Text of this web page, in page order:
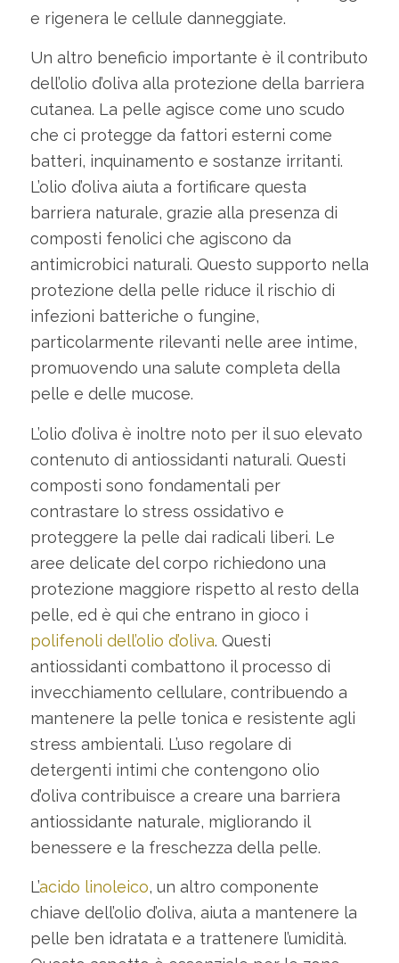
e rigenera le cellule danneggiate.
Un altro beneficio importante è il contributo
dell’olio d’oliva alla protezione della barriera
cutanea. La pelle agisce come uno scudo
che ci protegge da fattori esterni come
batteri, inquinamento e sostanze irritanti.
L’olio d’oliva aiuta a fortificare questa
barriera naturale, grazie alla presenza di
composti fenolici che agiscono da
antimicrobici naturali. Questo supporto nella
protezione della pelle riduce il rischio di
infezioni batteriche o fungine,
particolarmente rilevanti nelle aree intime,
promuovendo una salute completa della
pelle e delle mucose.
L’olio d’oliva è inoltre noto per il suo elevato
contenuto di antiossidanti naturali. Questi
composti sono fondamentali per
contrastare lo stress ossidativo e
proteggere la pelle dai radicali liberi. Le
aree delicate del corpo richiedono una
protezione maggiore rispetto al resto della
pelle, ed è qui che entrano in gioco i
polifenoli dell’olio d’oliva. Questi
antiossidanti combattono il processo di
invecchiamento cellulare, contribuendo a
mantenere la pelle tonica e resistente agli
stress ambientali. L’uso regolare di
detergenti intimi che contengono olio
d’oliva contribuisce a creare una barriera
antiossidante naturale, migliorando il
benessere e la freschezza della pelle.
L’acido linoleico, un altro componente
chiave dell’olio d’oliva, aiuta a mantenere la
pelle ben idratata e a trattenere l’umidità.